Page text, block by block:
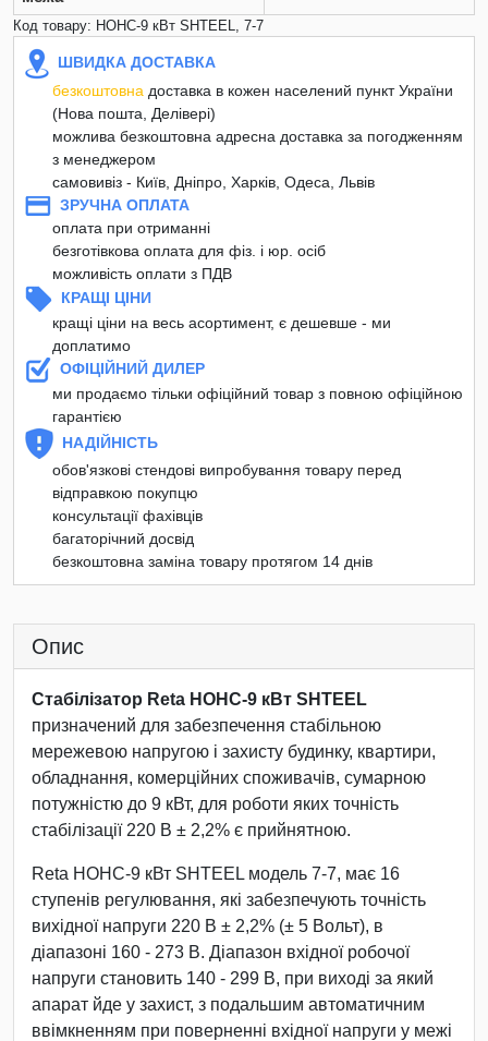
Код товару: НОНС-9 кВт SHTEEL, 7-7
ШВИДКА ДОСТАВКА
безкоштовна доставка в кожен населений пункт України
(Нова пошта, Делівері)
можлива безкоштовна адресна доставка за погодженням
з менеджером
самовивіз - Київ, Дніпро, Харків, Одеса, Львів
ЗРУЧНА ОПЛАТА
оплата при отриманні
безготівкова оплата для фіз. і юр. осіб
можливість оплати з ПДВ
КРАЩІ ЦІНИ
кращі ціни на весь асортимент, є дешевше - ми
доплатимо
ОФІЦІЙНИЙ ДИЛЕР
ми продаємо тільки офіційний товар з повною офіційною
гарантією
НАДІЙНІСТЬ
обов'язкові стендові випробування товару перед
відправкою покупцю
консультації фахівців
багаторічний досвід
безкоштовна заміна товару протягом 14 днів
Опис
Стабілізатор Reta НОНС-9 кВт SHTEEL
призначений для забезпечення стабільною
мережевою напругою і захисту будинку, квартири,
обладнання, комерційних споживачів, сумарною
потужністю до 9 кВт, для роботи яких точність
стабілізації 220 В ± 2,2% є прийнятною.
Reta НОНС-9 кВт SHTEEL модель 7-7, має 16
ступенів регулювання, які забезпечують точність
вихідної напруги 220 В ± 2,2% (± 5 Вольт), в
діапазоні 160 - 273 В. Діапазон вхідної робочої
напруги становить 140 - 299 В, при виході за який
апарат йде у захист, з подальшим автоматичним
ввімкненням при поверненні вхідної напруги у межі